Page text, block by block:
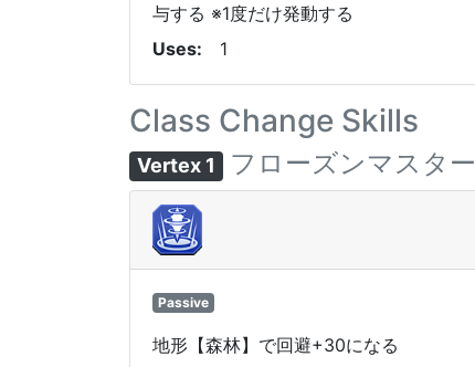
与する ※1度だけ発動する
Uses
1
Class Change Skills
Vertex 1 フローズンマスター
Passive
地形【森林】で回避+30になる